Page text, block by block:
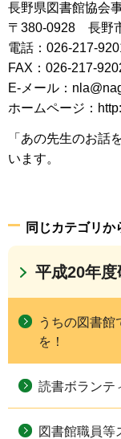
長野県図書館協会
〒380-0928 長野
電話：026-217-
FAX：026-217-
E-メール：
ホームページ：
「あの先生のお話
います。
同じカテゴリか
平成20年
うちの図書館
を！
読書ボランテ
図書館職員等